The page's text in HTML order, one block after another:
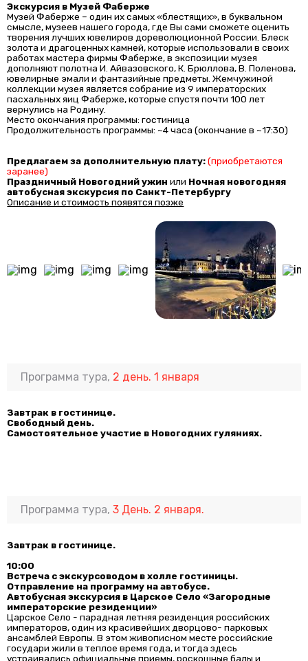
Экскурсия в Музей Фаберже
Музей Фаберже – один их самых «блестящих», в буквальном
смысле, музеев нашего города, где Вы сами сможете оценить
творения лучших ювелиров дореволюционной России. Блеск
золота и драгоценных камней, которые использовали в своих
работах мастера фирмы Фаберже, в экспозиции музея
дополняют полотна И. Айвазовского, К. Брюллова, В. Поленова,
ювелирные эмали и фантазийные предметы. Жемчужиной
коллекции музея является собрание из 9 императорских
пасхальных яиц Фаберже, которые спустя почти 100 лет
вернулись на Родину.
Место окончания программы: гостиница
Продолжительность программы: ~4 часа (окончание в ~17:30)
Предлагаем за дополнительную плату: (приобретаются
заранее)
Праздничный Новогодний ужин или Ночная новогодняя
автобусная экскурсия по Санкт-Петербургу
Описание и стоимость появятся позже
Программа тура, 2 день. 1 января
Завтрак в гостинице.
Свободный день.
Самостоятельное участие в Новогодних гуляниях.
Программа тура,3 День. 2 января.
Завтрак в гостинице.
10:00
Встреча с экскурсоводом в холле гостиницы.
Отправление на программу на автобусе.
Автобусная экскурсия в Царское Село «Загородные
императорские резиденции»
Царское Село - парадная летняя резиденция российских
императоров, один из красивейших дворцово- парковых
ансамблей Европы. В этом живописном месте российские
государи жили в теплое время года, и тогда здесь
устраивались официальные приемы, роскошные балы и